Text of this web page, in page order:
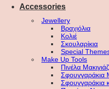
Accessories
Jewellery
Βραχιόλια
Κολιέ
Σκουλαρίκια
Special
Make Up Tools
Πινέλα Μακιγιάζ
Σφουγγαράκια